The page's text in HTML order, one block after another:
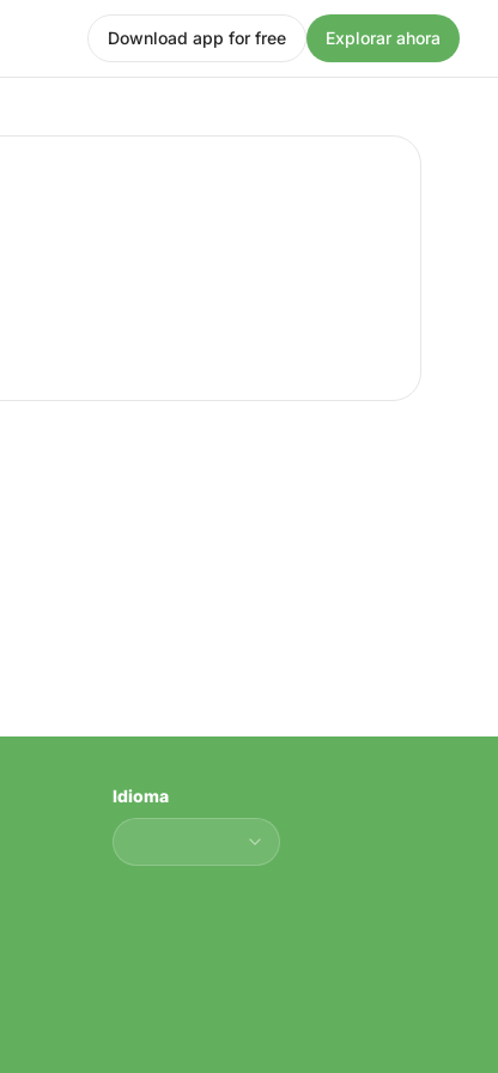
Download app for free Explorar ahora
Idioma
Idioma